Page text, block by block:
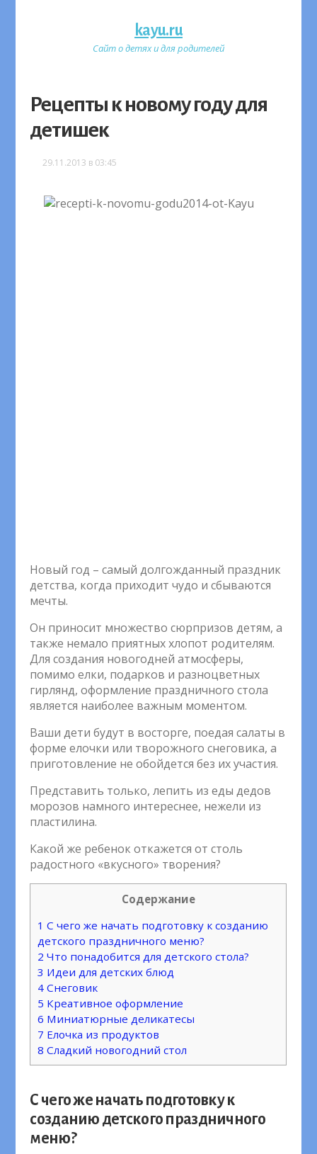
kayu.ru
Сайт о детях и для родителей
Рецепты к новому году для
детишек
29.11.2013 в 03:45
Новый год – самый долгожданный праздник
детства, когда приходит чудо и сбываются
мечты.
Он приносит множество сюрпризов детям, а
также немало приятных хлопот родителям.
Для создания новогодней атмосферы,
помимо елки, подарков и разноцветных
гирлянд, оформление праздничного стола
является наиболее важным моментом.
Ваши дети будут в восторге, поедая салаты в
форме елочки или творожного снеговика, а
приготовление не обойдется без их участия.
Представить только, лепить из еды дедов
морозов намного интереснее, нежели из
пластилина.
Какой же ребенок откажется от столь
радостного «вкусного» творения?
Содержание
1 С чего же начать подготовку к созданию
детского праздничного меню?
2 Что понадобится для детского стола?
3 Идеи для детских блюд
4 Снеговик
5 Креативное оформление
6 Миниатюрные деликатесы
7 Елочка из продуктов
8 Сладкий новогодний стол
С чего же начать подготовку к
созданию детского праздничного
меню?